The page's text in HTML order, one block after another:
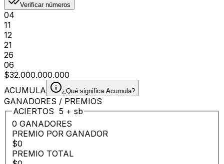
Verificar números
04
11
12
21
26
06
$32.000.000.000
ACUMULA
¿Qué significa Acumula?
GANADORES / PREMIOS
ACIERTOS 5 + sb
0 GANADORES
PREMIO POR GANADOR
$0
PREMIO TOTAL